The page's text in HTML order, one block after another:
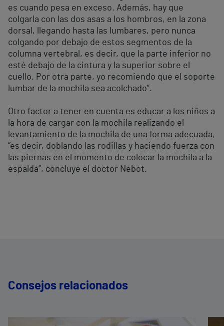
es cuando pesa en exceso. Además, hay que
colgarla con las dos asas a los hombros, en la zona
dorsal, llegando hasta las lumbares, pero nunca
colgando por debajo de estos segmentos de la
columna vertebral, es decir, que la parte inferior no
esté debajo de la cintura y la superior sobre el
cuello. Por otra parte, yo recomiendo que el soporte
lumbar de la mochila sea acolchado”.
Otro factor a tener en cuenta es educar a los niños a
la hora de cargar con la mochila realizando el
levantamiento de la mochila de una forma adecuada,
“es decir, doblando las rodillas y haciendo fuerza con
las piernas en el momento de colocar la mochila a la
espalda”, concluye el doctor Nebot.
Consejos relacionados